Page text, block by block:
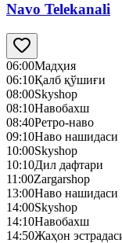
Navo Telekanali
06:00Мадҳия
06:10Қалб қўшиғи
08:00Skyshop
08:10Навобахш
08:40Ретро-наво
09:10Наво нашидаси
10:00Skyshop
10:10Дил дафтари
11:00Zargarshop
13:00Наво нашидаси
14:00Skyshop
14:10Навобахш
14:50Жаҳон